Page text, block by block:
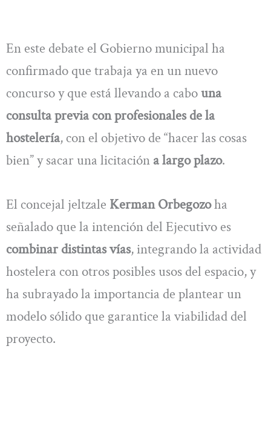
En este debate el Gobierno municipal ha
confirmado que trabaja ya en un nuevo
concurso y que está llevando a cabouna
consulta previa con profesionales de la
hostelería, con el objetivo de “hacer las cosas
bien” y sacar una licitación a largo plazo.
El concejal jeltzale Kerman Orbegozoha
señalado que la intención del Ejecutivo es
combinar distintas vías, integrando la actividad
hostelera con otros posibles usos del espacio, y
ha subrayado la importancia de plantear un
modelo sólido que garantice la viabilidad del
proyecto.